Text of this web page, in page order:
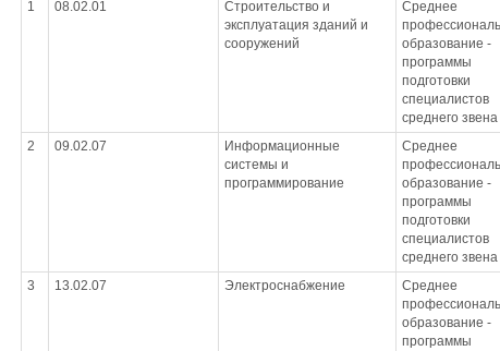
1
08.02.01
Строительство и
эксплуатация зданий и
сооружений
Среднее
образование -
программы
подготовки
специалистов
среднего звена
2 09.02.07
Информационные
системы и
программирование
Среднее
образование -
программы
подготовки
специалистов
среднего звена
3 13.02.07 Электроснабжение
Среднее
образование -
программы